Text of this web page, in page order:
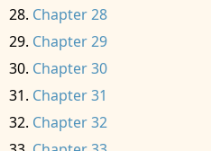
Chapter 28
Chapter 29
Chapter 30
Chapter 31
Chapter 32